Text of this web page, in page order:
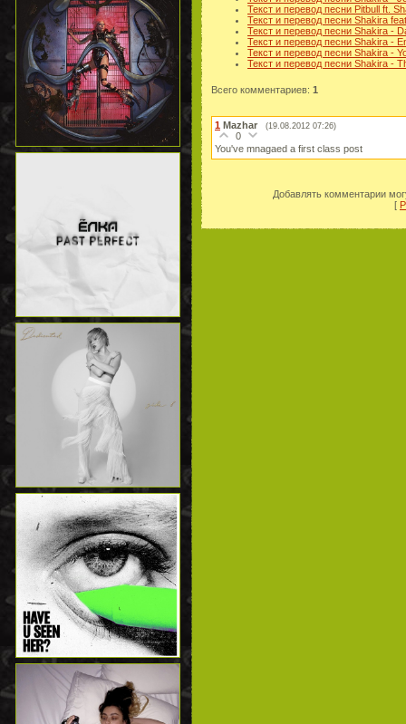
Текст и перевод песни Pitbull ft.
Текст и перевод песни Shakira
Текст и перевод песни Shakira -
Текст и перевод песни Shakira -
Текст и перевод песни Shakira -
Текст и перевод песни Shakira -
Всего комментариев: 1
1 Mazhar (19.08.2012 07:26)
0
You've mnagaed a first class post
Добавлять комментарии
[